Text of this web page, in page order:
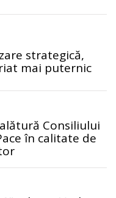
strategică,
mai puternic
Consiliului
în calitate de